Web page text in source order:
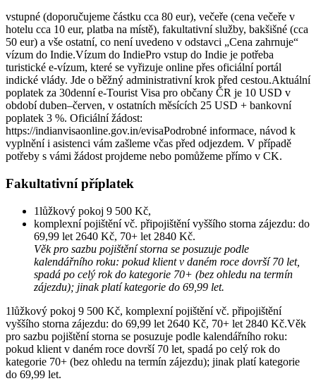
vstupné (doporučujeme částku cca 80 eur), večeře (cena večeře v
hotelu cca 10 eur, platba na místě), fakultativní služby, bakšišné (cca
50 eur) a vše ostatní, co není uvedeno v odstavci „Cena zahrnuje“
vízum do Indie.Vízum do IndiePro vstup do Indie je potřeba
turistické e-vízum, které se vyřizuje online přes oficiální portál
indické vlády. Jde o běžný administrativní krok před cestou.Aktuální
poplatek za 30denní e-Tourist Visa pro občany ČR je 10 USD v
období duben–červen, v ostatních měsících 25 USD + bankovní
poplatek 3 %. Oficiální žádost:
https://indianvisaonline.gov.in/evisaPodrobné informace, návod k
vyplnění i asistenci vám zašleme včas před odjezdem. V případě
potřeby s vámi žádost projdeme nebo pomůžeme přímo v CK.
Fakultativní příplatek
1lůžkový pokoj 9 500 Kč,
komplexní pojištění vč. připojištění vyššího storna zájezdu: do
69,99 let 2640 Kč, 70+ let 2840 Kč.
Věk pro sazbu pojištění storna se posuzuje podle
kalendářního roku: pokud klient v daném roce dovrší 70 let,
spadá po celý rok do kategorie 70+ (bez ohledu na termín
zájezdu); jinak platí kategorie do 69,99 let.
1lůžkový pokoj 9 500 Kč, komplexní pojištění vč. připojištění
vyššího storna zájezdu: do 69,99 let 2640 Kč, 70+ let 2840 Kč.Věk
pro sazbu pojištění storna se posuzuje podle kalendářního roku:
pokud klient v daném roce dovrší 70 let, spadá po celý rok do
kategorie 70+ (bez ohledu na termín zájezdu); jinak platí kategorie
do 69,99 let.